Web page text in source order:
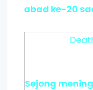
abad ke-20
Sejong